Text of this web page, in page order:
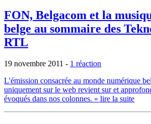
FON, Belgacom et la
belge au sommaire des
RTL
19 novembre 2011 - 1 réaction
L'émission consacrée au monde numérique
uniquement sur le web revient sur et
évoqués dans nos colonnes. » lire la suite